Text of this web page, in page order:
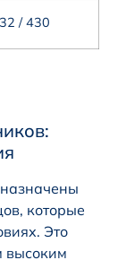
/ 430
которые
Это
высоким